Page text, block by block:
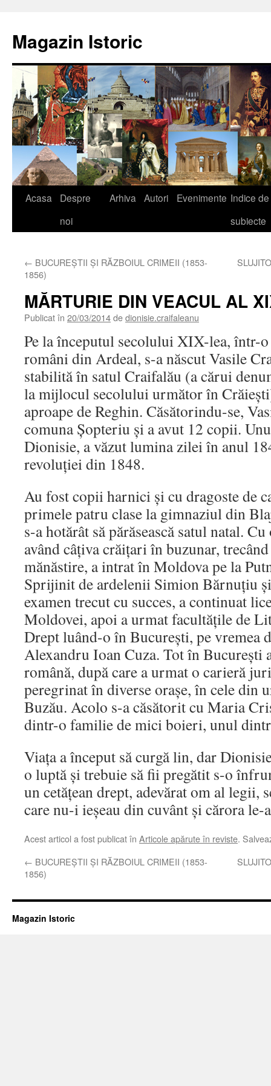
conținut
Magazin Istoric
Acasa
Despre
noi
Arhiva Autori Evenimente Indice de
subiecte
← BUCUREŞTII ŞI RĂZBOIUL CRIMEII (1853-
1856)
MĂRTURIE DIN VEACUL AL
Publicat în 20/03/2014dedionisie.craifaleanu
Pe la începutul secolului XIX-lea, într-
români din Ardeal, s-a născut Vasile
stabilită în satul Craifalău (a cărui
la mijlocul secolului următor în
aproape de Reghin. Căsătorindu-se,
comuna Şopteriu şi a avut 12 copii.
Dionisie, a văzut lumina zilei în anul
revoluţiei din 1848.
Au fost copii harnici şi cu dragoste de
primele patru clase la gimnaziul din
s-a hotărât să părăsească satul natal.
având câţiva crăiţari în buzunar,
mănăstire, a intrat în Moldova pe la
Sprijinit de ardelenii Simion Bărnuţiu
examen trecut cu succes, a continuat
Moldovei, apoi a urmat facultăţile de
Drept luând-o în Bucureşti, pe vremea
Alexandru Ioan Cuza. Tot în Bucureşti
română, după care a urmat o carieră
peregrinat în diverse oraşe, în cele din
Buzău. Acolo s-a căsătorit cu Maria
dintr-o familie de mici boieri, unul
Viaţa a început să curgă lin, dar
o luptă şi trebuie să fii pregătit s-o
un cetăţean drept, adevărat om al legii,
care nu-i ieşeau din cuvânt şi cărora le-
Acest articol a fost publicat în Articole apărute în reviste.
← BUCUREŞTII ŞI RĂZBOIUL CRIMEII (1853-
1856)
Magazin Istoric